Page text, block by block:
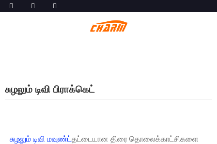
சுழலும் டிவி பிராக்கெட்
சுழலும் டிவி மவுண்ட் தட்டையான திரை தொலைக்காட்சிகளை